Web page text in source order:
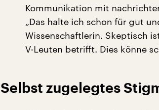
Kommunikation mit
„Das halte ich schon für gut
Wissenschaftlerin. Skeptisch
V-Leuten betrifft. Dies könne
Selbst zugelegtes